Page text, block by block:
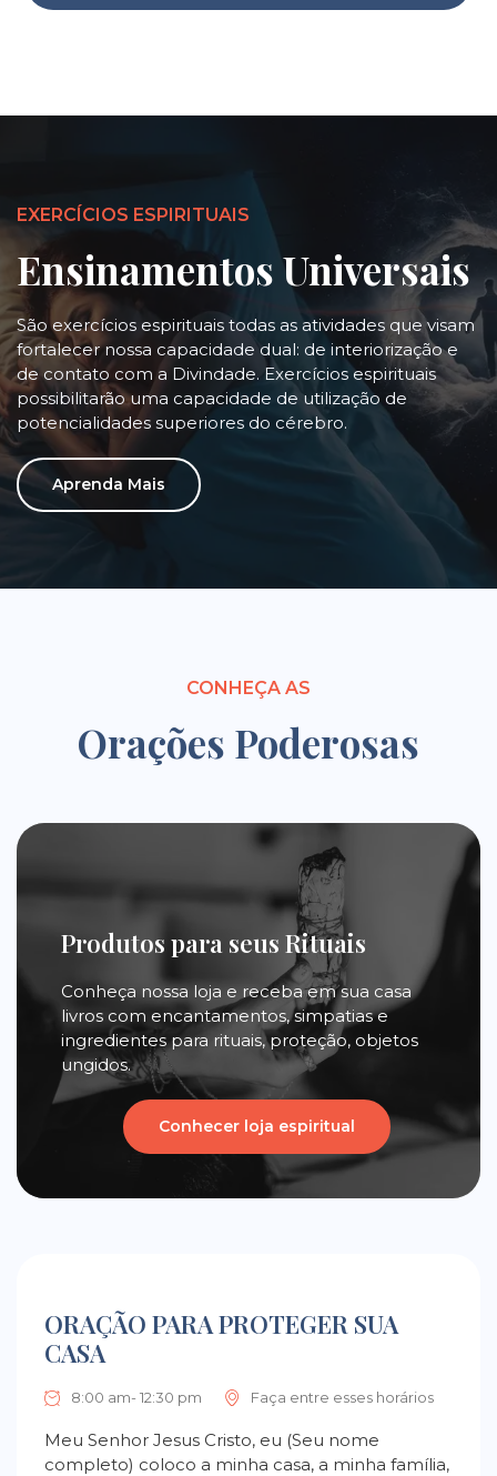
EXERCÍCIOS ESPIRITUAIS
Ensinamentos Universais
São exercícios espirituais todas as atividades que visam
fortalecer nossa capacidade dual: de interiorização e
de contato com a Divindade. Exercícios espirituais
possibilitarão uma capacidade de utilização de
potencialidades superiores do cérebro.
Aprenda Mais
CONHEÇA AS
Orações Poderosas
Produtos para seus Rituais
Conheça nossa loja e receba em sua casa
livros com encantamentos, simpatias e
ingredientes para rituais, proteção, objetos
ungidos.
Conhecer loja espiritual
ORAÇÃO PARA PROTEGER SUA
CASA
8:00 am- 12:30 pm Faça entre esses horários
Meu Senhor Jesus Cristo, eu (Seu nome
completo) coloco a minha casa, a minha família,